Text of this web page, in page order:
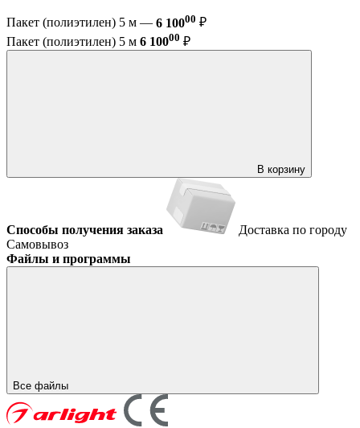
Пакет (полиэтилен) 5 м — 6 10000 ₽
Пакет (полиэтилен) 5 м 6 10000 ₽
В корзину
Способы получения заказа
Доставка по городу
Самовывоз
Файлы и программы
Все файлы